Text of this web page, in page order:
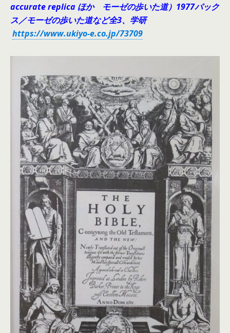
accurate replica ほか モーゼの歩いた道）1977パック
ス／モーゼの歩いた道など全3、学研
https://www.ukiyo-e.co.jp/73709